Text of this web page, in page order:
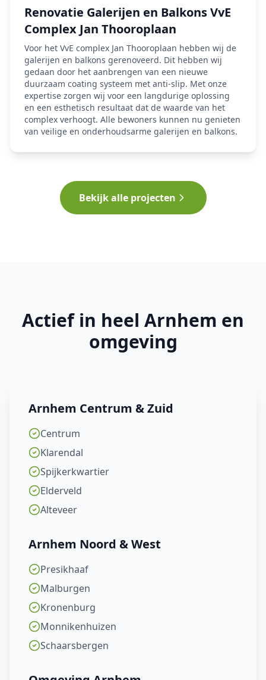
Renovatie Galerijen en Balkons VvE
Complex Jan Thooroplaan
Voor het VvE complex Jan Thooroplaan hebben wij de
galerijen en balkons gerenoveerd. Dit hebben wij
gedaan door het aanbrengen van een nieuwe
duurzaam coating systeem met anti-slip. Met onze
expertise zorgen wij voor een langdurige oplossing
en een esthetisch resultaat dat de waarde van het
complex verhoogt. Alle bewoners kunnen nu genieten
van veilige en onderhoudsarme galerijen en balkons.
Bekijk alle projecten
Actief in heel Arnhem en
omgeving
Arnhem Centrum & Zuid
Centrum
Klarendal
Spijkerkwartier
Elderveld
Alteveer
Arnhem Noord & West
Presikhaaf
Malburgen
Kronenburg
Monnikenhuizen
Schaarsbergen